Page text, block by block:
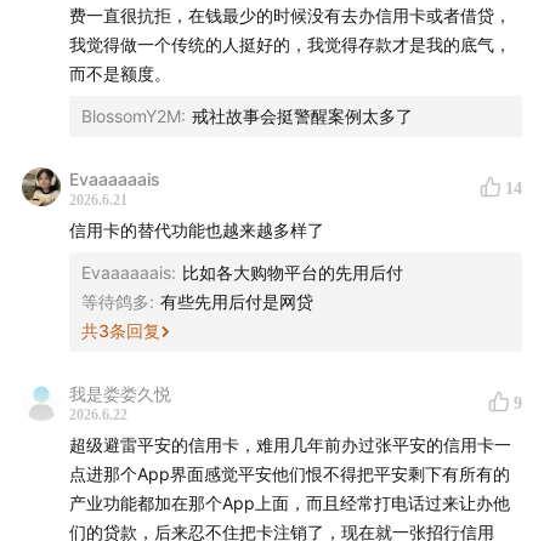
我们还有这些播客：声东击西 、What's Next｜科技早
知道、商业WHY酱
吃喝玩乐了不起、不止金钱、泡腾 VC、反潮流俱乐部
如果你喜欢我们的节目，欢迎打赏支持，或把我们的节
目推荐给朋友
本节目音频内容及文字版权归声动活泼所有，未经授权
不得用于 AI 模型训练等用途
费一直很抗拒，在钱最少的时候没有去办信用卡或者借贷，
我觉得做一个传统的人挺好的，我觉得存款才是我的底气，
而不是额度。
BlossomY2M: 戒社故事会挺警醒案例太多了
Evaaaaaais
2026.6.21
14
信用卡的替代功能也越来越多样了
Evaaaaaais: 比如各大购物平台的先用后付
等待鸽多: 有些先用后付是网贷
共3条回复
我是娄娄久悦
2026.6.22
9
超级避雷平安的信用卡，难用几年前办过张平安的信用卡一
点进那个App界面感觉平安他们恨不得把平安剩下有所有的
产业功能都加在那个App上面，而且经常打电话过来让办他
们的贷款，后来忍不住把卡注销了，现在就一张招行信用